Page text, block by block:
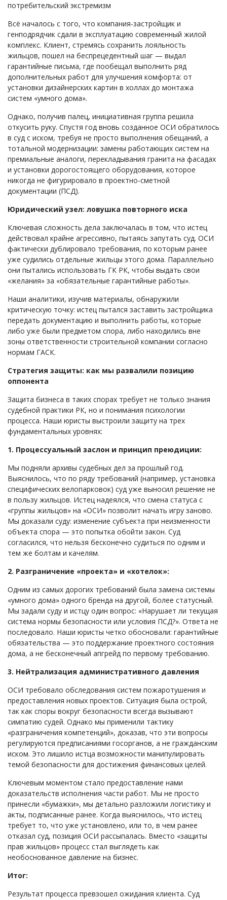
потребительский экстремизм
Всё началось с того, что компания-застройщик и
генподрядчик сдали в эксплуатацию современный жилой
комплекс. Клиент, стремясь сохранить лояльность
жильцов, пошел на беспрецедентный шаг — выдал
гарантийные письма, где пообещал выполнить ряд
дополнительных работ для улучшения комфорта: от
установки дизайнерских картин в холлах до монтажа
систем «умного дома».
Однако, получив палец, инициативная группа решила
откусить руку. Спустя год вновь созданное ОСИ обратилось
в суд с иском, требуя не просто выполнения обещаний, а
тотальной модернизации: замены работающих систем на
премиальные аналоги, перекладывания гранита на фасадах
и установки дорогостоящего оборудования, которое
никогда не фигурировало в проектно-сметной
документации (ПСД).
Юридический узел: ловушка повторного иска
Ключевая сложность дела заключалась в том, что истец
действовал крайне агрессивно, пытаясь запутать суд. ОСИ
фактически дублировало требования, по которым ранее
уже судились отдельные жильцы этого дома. Параллельно
они пытались использовать ГК РК, чтобы выдать свои
«желания» за «обязательные гарантийные работы».
Наши аналитики, изучив материалы, обнаружили
критическую точку: истец пытался заставить застройщика
передать документацию и выполнить работы, которые
либо уже были предметом спора, либо находились вне
зоны ответственности строительной компании согласно
нормам ГАСК.
Стратегия защиты: как мы развалили позицию
оппонента
Защита бизнеса в таких спорах требует не только знания
судебной практики РК, но и понимания психологии
процесса. Наши юристы выстроили защиту на трех
фундаментальных уровнях:
1. Процессуальный заслон и принцип преюдиции:
Мы подняли архивы судебных дел за прошлый год.
Выяснилось, что по ряду требований (например, установка
специфических велопарковок) суд уже выносил решение не
в пользу жильцов. Истец надеялся, что смена статуса с
«группы жильцов» на «ОСИ» позволит начать игру заново.
Мы доказали суду: изменение субъекта при неизменности
объекта спора — это попытка обойти закон. Суд
согласился, что нельзя бесконечно судиться по одним и
тем же болтам и качелям.
2. Разграничение «проекта» и «хотелок»:
Одним из самых дорогих требований была замена системы
«умного дома» одного бренда на другой, более статусный.
Мы задали суду и истцу один вопрос: «Нарушает ли текущая
система нормы безопасности или условия ПСД?». Ответа не
последовало. Наши юристы четко обосновали: гарантийные
обязательства — это поддержание проектного состояния
дома, а не бесконечный апгрейд по первому требованию.
3. Нейтрализация административного давления
ОСИ требовало обследования систем пожаротушения и
предоставления новых проектов. Ситуация была острой,
так как споры вокруг безопасности всегда вызывают
симпатию судей. Однако мы применили тактику
«разграничения компетенций», доказав, что эти вопросы
регулируются предписаниями госорганов, а не гражданским
иском. Это лишило истца возможности манипулировать
темой безопасности для достижения финансовых целей.
Ключевым моментом стало предоставление нами
доказательств исполнения части работ. Мы не просто
принесли «бумажки», мы детально разложили логистику и
акты, подписанные ранее. Когда выяснилось, что истец
требует то, что уже установлено, или то, в чем ранее
отказал суд, позиция ОСИ рассыпалась. Вместо «защиты
прав жильцов» процесс стал выглядеть как
необоснованное давление на бизнес.
Итог:
Результат процесса превзошел ожидания клиента. Суд